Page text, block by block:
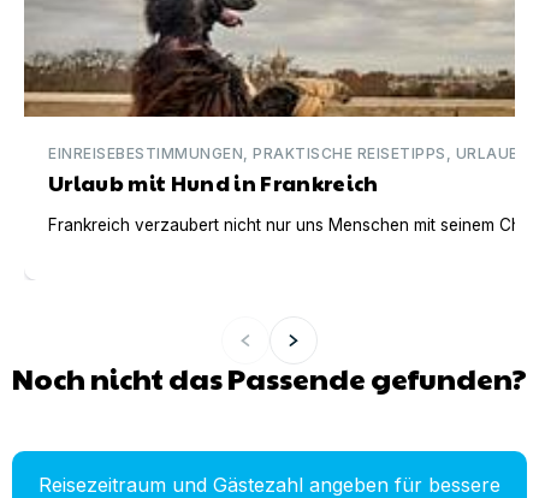
EINREISEBESTIMMUNGEN, PRAKTISCHE REISETIPPS,
Urlaub mit Hund in Frankreich
Frankreich verzaubert nicht nur uns Menschen mit seinem
Noch nicht das Passende gefunden?
Reisezeitraum und Gästezahl angeben für bessere